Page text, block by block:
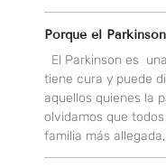
Porque el
El Parkinson es
tiene cura y puede
aquellos quienes la
olvidamos que
familia más